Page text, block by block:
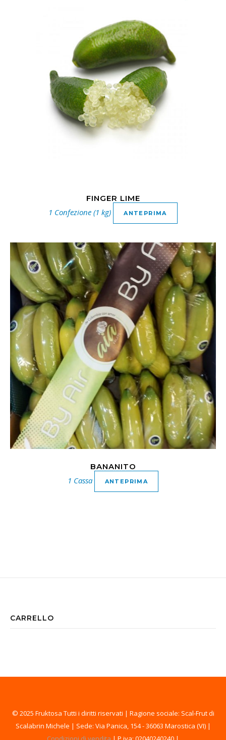
FINGER LIME
1 Confezione (1 kg) ANTEPRIMA
BANANITO
1 Cassa ANTEPRIMA
CARRELLO
© 2025 Fruktosa Tutti i diritti riservati | Ragione sociale: Scal-Frut di
Scalabrin Michele | Sede: Via Panica, 154 - 36063 Marostica (VI) |